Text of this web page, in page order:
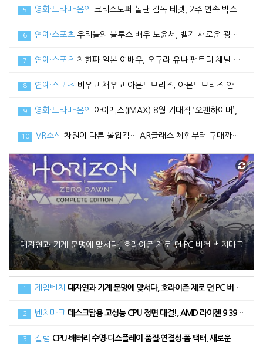
5 영화·드라마·음악 크리스토퍼 놀란 감독 테넷, 2주 연속 박스오피스 1위로 100만 관객 돌파
6 연예·스포츠 우리들의 블루스 배우 노윤서, 벨킨 새로운 광고 모델로 선정
7 연예·스포츠 친한파 일본 여배우, 오구라 유나 팬트리 채널 공식 오픈
8 연예·스포츠 비우고 채우고 아몬드브리즈, 아몬드브리즈 안보현과 함께한 2021 광고 영상 공개
9 영화·드라마·음악 아이맥스(IMAX) 8월 기대작 ‘오펜하이머’, 관전 포인트3 공개
10 VR소식 차원이 다른 몰입감… AR글래스 체험부터 구매까지 한번에, 엑스리얼 현대백화점 중동점 팝업스토어 오픈
대자연과 기계 문명에 맞서다, 호라이즌 제로 던 PC 버전 벤치마크
1 게임벤치 대자연과 기계 문명에 맞서다, 호라이즌 제로 던 PC 버전 벤치마크
2 벤치마크 데스크탑용 고성능 CPU 정면 대결!, AMD 라이젠 9 3900XT vs 인텔 코어 i9 10900K
3 칼럼 CPU·배터리 수명·디스플레이 품질·연결성·폼 팩터, 새로운 노트북 구매 시 고려해야 할 5가지 요소